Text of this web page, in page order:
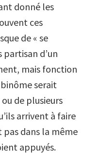
donné les
ces
de « se
partisan d’un
mais fonction
binôme serait
de plusieurs
arrivent à faire
pas dans la même
appuyés.